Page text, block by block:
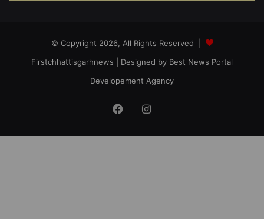
© Copyright 2026, All Rights Reserved |
Firstchhattisgarhnews | Designed by Best News Portal
Developement Agency
FacebookInstagram